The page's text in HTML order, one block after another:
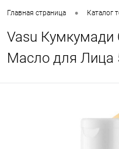
Главная страница • Каталог
Vasu
Масло для Лица